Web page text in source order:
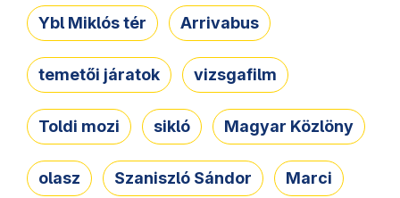
Ybl Miklós tér Arrivabus
temetői járatok vizsgafilm
Toldi mozi sikló Magyar Közlöny
olasz Szaniszló Sándor Marci